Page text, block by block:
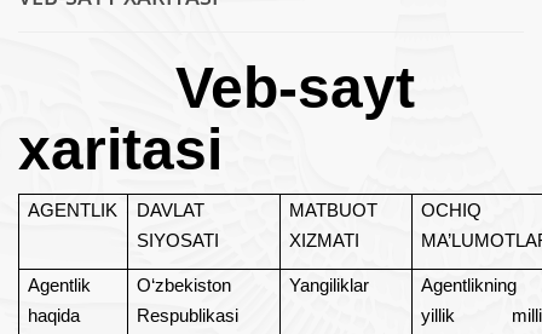
KORRUPSIYAGA
QARSHI
KURASHISH
Veb-sayt
xaritasi
AGENTLIK
DAVLAT
SIYOSATI
MATBUOT
XIZMATI
OCHIQ
Agentlik
haqida
O‘zbekiston
Respublikasi
Yangiliklar
Agentlikning
yillik